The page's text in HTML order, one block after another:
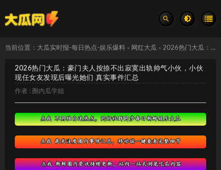
当前位置： 大瓜实时报-每日热点-娱乐爆料 > 网红大瓜 > 2026热门大瓜：豪门夫人按捺不出寂寞出轨帅气小伙，小伙现任女友发现后曝光她们 真实事件汇总
2026热门大瓜：豪门夫人按捺不出寂寞出轨帅气小伙，小伙
现任女友发现后曝光她们 真实事件汇总
作者 : 圈内瓜学姐